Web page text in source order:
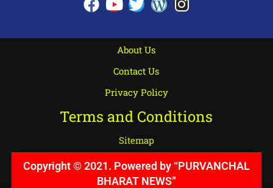
About Us
Contact Us
Privacy Policy
Terms and Conditions
Sitemap
Copyright © 2021. Powered by “PURVANCHAL
BHARAT NEWS”